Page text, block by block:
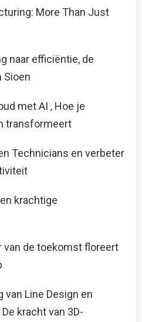
More Than Just
naar efficiëntie, de
Sioen
met AI , Hoe je
transformeert
Technicians en verbeter
krachtige
van de toekomst floreert
van Line Design en
kracht van 3D-